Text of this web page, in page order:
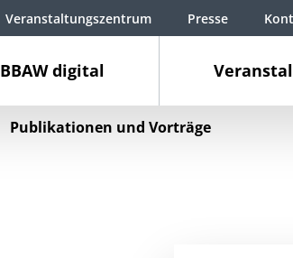
BBAW digital
Veranstaltungszentrum Presse
Publikationen und Vorträge